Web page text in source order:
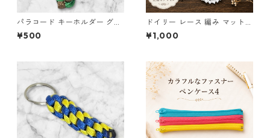
パラコード キーホルダー グリ
ーン ブラウン 編み込み s24
¥500
ドイリー レース 編み マット
白 コースター s1
¥1,000